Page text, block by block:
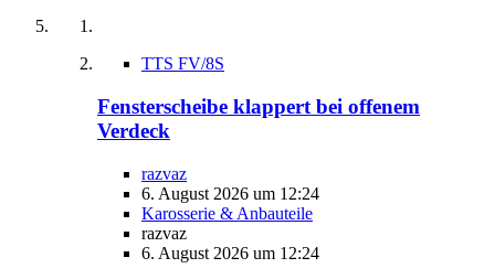
TTS FV/8S
Fensterscheibe klappert bei offenem
Verdeck
razvaz
6. August 2026 um 12:24
Karosserie & Anbauteile
razvaz
6. August 2026 um 12:24